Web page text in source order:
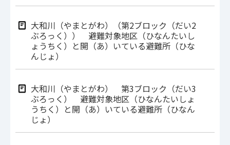
大和川（やまとがわ）（第2ブロック（だい2
ぶろっく）） 避難対象地区（ひなんたいし
ょうちく）と開（あ）いている避難所（ひな
んじょ）
大和川（やまとがわ） 第3ブロック（だい3
ぶろっく） 避難対象地区（ひなんたいしょ
うちく）と開（あ）いている避難所（ひなん
じょ）